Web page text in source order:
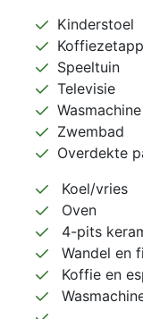
Kinderstoel
Speeltuin
Televisie
Wasmachine
Zwembad
Overdekte
Koel/vries
Oven
4-pits
Wandel en
Koffie en